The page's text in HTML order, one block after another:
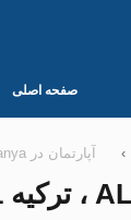
صفحه اصلی
› آپارتمان در Alanya ، ترکیه 1 خوابه ، 40 متر مربع. شماره 58994